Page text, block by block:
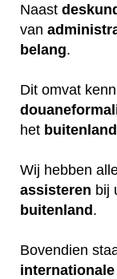
Naast
van
belang.
Dit omvat
het buitenland
Wij hebben
assisteren bij
buitenland.
Bovendien
internationale